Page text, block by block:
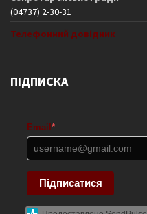
(04737) 2-30-31
Телефонний довідник
ПІДПИСКА
Email*
Підписатися